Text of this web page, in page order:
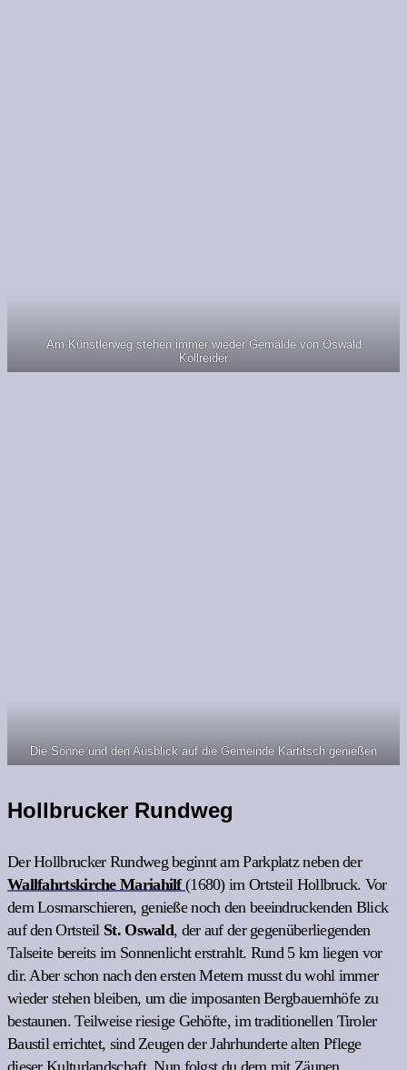
Am Künstlerweg stehen immer wieder Gemälde von Oswald
Kollreider
Die Sonne und den Ausblick auf die Gemeinde Kartitsch genießen
Hollbrucker Rundweg
Der Hollbrucker Rundweg beginnt am Parkplatz neben der
Wallfahrtskirche Mariahilf(1680) im Ortsteil Hollbruck. Vor
dem Losmarschieren, genieße noch den beeindruckenden Blick
auf den Ortsteil St. Oswald, der auf der gegenüberliegenden
Talseite bereits im Sonnenlicht erstrahlt. Rund 5 km liegen vor
dir. Aber schon nach den ersten Metern musst du wohl immer
wieder stehen bleiben, um die imposanten Bergbauernhöfe zu
bestaunen. Teilweise riesige Gehöfte, im traditionellen Tiroler
Baustil errichtet, sind Zeugen der Jahrhunderte alten Pflege
dieser Kulturlandschaft. Nun folgst du dem mit Zäunen